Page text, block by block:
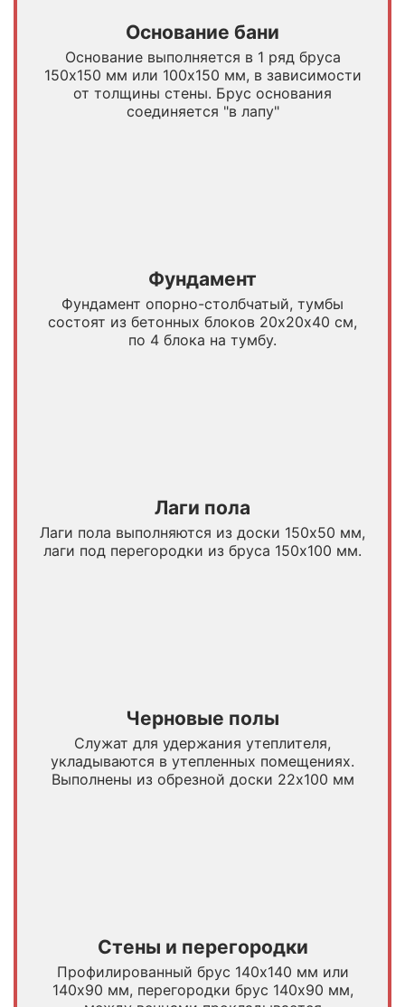
Основание бани
Основание выполняется в 1 ряд бруса
150х150 мм или 100х150 мм, в зависимости
от толщины стены. Брус основания
соединяется "в лапу"
Фундамент
Фундамент опорно-столбчатый, тумбы
состоят из бетонных блоков 20х20х40 см,
по 4 блока на тумбу.
Лаги пола
Лаги пола выполняются из доски 150х50 мм,
лаги под перегородки из бруса 150х100 мм.
Черновые полы
Служат для удержания утеплителя,
укладываются в утепленных помещениях.
Выполнены из обрезной доски 22х100 мм
Стены и перегородки
Профилированный брус 140x140 мм или
140х90 мм, перегородки брус 140х90 мм,